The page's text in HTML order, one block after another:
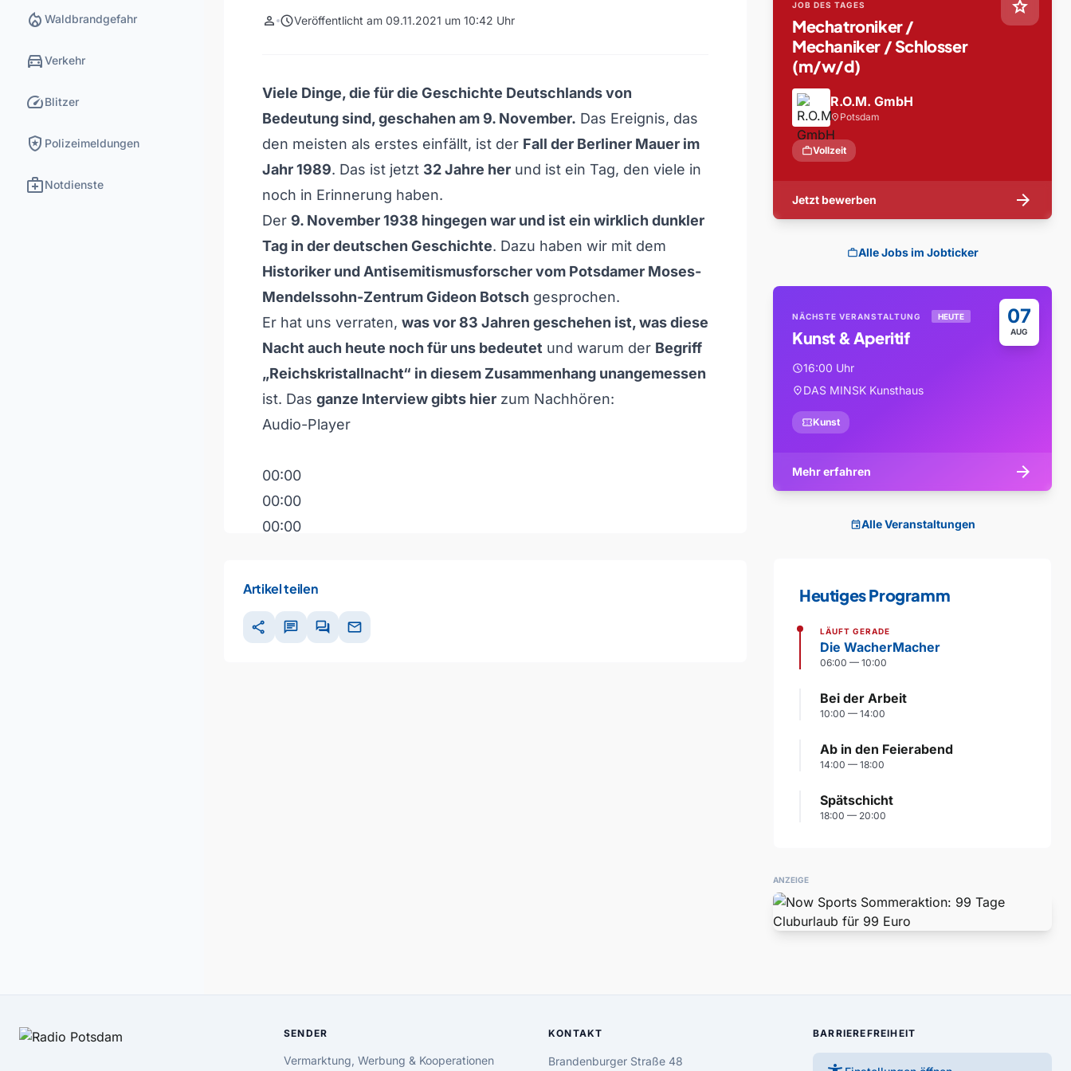
local_fire_department Waldbrandgefahr
directions_carVerkehr
speedBlitzer
local_police Polizeimeldungen
medical_servicesNotdienste
person scheduleVeröffentlicht am 09.11.2021 um 10:42 Uhr
Viele Dinge, die für die Geschichte Deutschlands von
Bedeutung sind, geschahen am 9. November. Das Ereignis, das
den meisten als erstes einfällt, ist der Fall der Berliner Mauer im
Jahr 1989. Das ist jetzt 32 Jahre her und ist ein Tag, den viele in
noch in Erinnerung haben.
Der 9. November 1938 hingegen war und ist ein wirklich dunkler
Tag in der deutschen Geschichte. Dazu haben wir mit dem
Historiker und Antisemitismusforscher vom Potsdamer Moses-
Mendelssohn-Zentrum Gideon Botsch gesprochen.
Er hat uns verraten, was vor 83 Jahren geschehen ist, was diese
Nacht auch heute noch für uns bedeutet und warum der Begriff
„Reichskristallnacht“ in diesem Zusammenhang unangemessen
ist. Das ganze Interview gibts hier zum Nachhören:
Audio-Player
00:00
00:00
00:00
Artikel teilen
share chat forum mail
star
JOB DES TAGES
Mechatroniker /
Mechaniker / Schlosser
(m/w/d)
R.O.M. GmbH
location_on Potsdam
workVollzeit
Jetzt bewerben arrow_forward
workAlle Jobs im Jobticker
07
AUG
NÄCHSTE VERANSTALTUNG HEUTE
Kunst & Aperitif
schedule16:00 Uhr
location_onDAS MINSK Kunsthaus
confirmation_numberKunst
Mehr erfahren arrow_forward
eventAlle Veranstaltungen
Heutiges Programm
LÄUFT GERADE
Die WacherMacher
06:00 — 10:00
Bei der Arbeit
10:00 — 14:00
Ab in den Feierabend
14:00 — 18:00
Spätschicht
18:00 — 20:00
ANZEIGE
SENDER
Vermarktung, Werbung & Kooperationen
KONTAKT
Brandenburger Straße 48
BARRIEREFREIHEIT